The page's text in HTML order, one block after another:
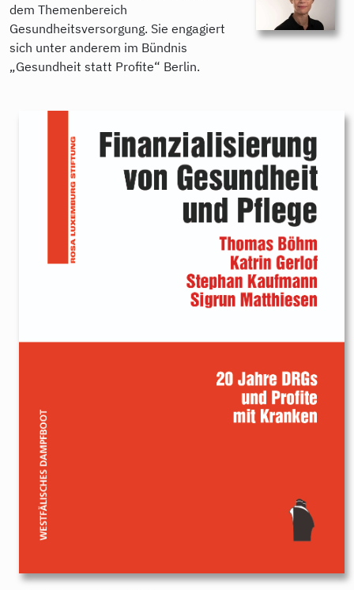
dem Themenbereich
Gesundheitsversorgung. Sie engagiert
sich unter anderem im Bündnis
„Gesundheit statt Profite“ Berlin.
9783896911414.jpg